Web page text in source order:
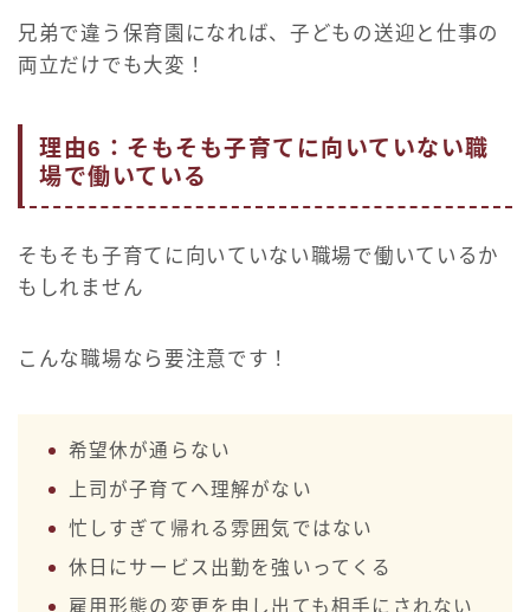
兄弟で違う保育園になれば、子どもの送迎と仕事の
両立だけでも大変！
理由6：そもそも子育てに向いていない職
場で働いている
そもそも子育てに向いていない職場で働いているか
もしれません
こんな職場なら要注意です！
希望休が通らない
上司が子育てへ理解がない
忙しすぎて帰れる雰囲気ではない
休日にサービス出勤を強いってくる
雇用形態の変更を申し出ても相手にされない